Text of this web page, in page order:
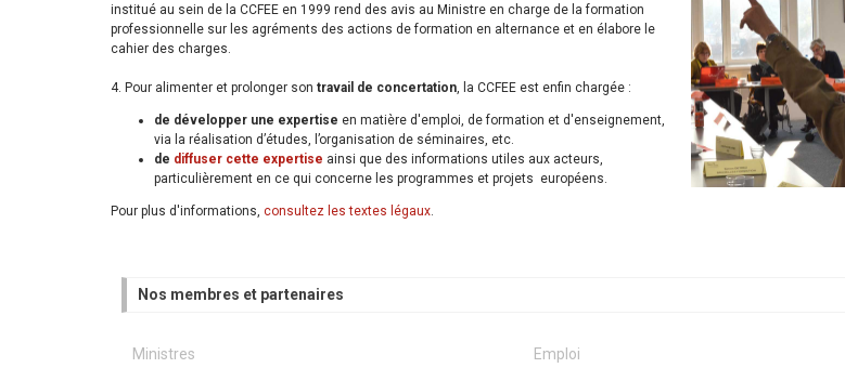
institué au sein de la CCFEE en 1999 rend des avis au Ministre en charge de la formation
professionnelle sur les agréments des actions de formation en alternance et en élabore le
cahier des charges.
4. Pour alimenter et prolonger son travail de concertation, la CCFEE est enfin chargée :
de développer une expertise en matière d'emploi, de formation et d'enseignement,
via la réalisation d’études, l’organisation de séminaires, etc.
de diffuser cette expertise ainsi que des informations utiles aux acteurs,
particulièrement en ce qui concerne les programmes et projets européens.
Pour plus d'informations, consultez les textes légaux.
Nos membres et partenaires
Ministres
Emploi